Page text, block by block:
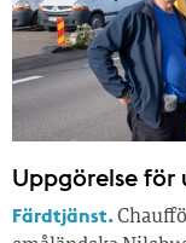
Uppgörelse
Färdtjänst.